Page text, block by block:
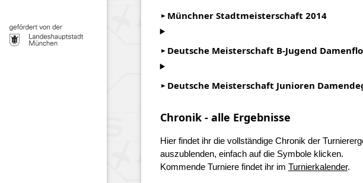
Münchner Stadtmeisterschaft 2014
Deutsche Meisterschaft B-Jugend
Deutsche Meisterschaft Junioren
Chronik - alle Ergebnisse
Hier findet ihr die vollständige Chronik der
auszublenden, einfach auf die Symbole klicken.
Kommende Turniere findet ihr im Turnierkalender.